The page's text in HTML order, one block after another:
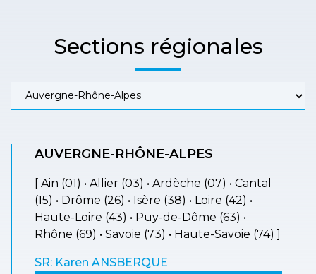
Sections régionales
AUVERGNE-RHÔNE-ALPES
[ Ain (01) • Allier (03) • Ardèche (07) • Cantal
(15) • Drôme (26) • Isère (38) • Loire (42) •
Haute-Loire (43) • Puy-de-Dôme (63) •
Rhône (69) • Savoie (73) • Haute-Savoie (74) ]
SR: Karen ANSBERQUE